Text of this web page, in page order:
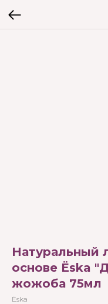
Натуральный
основе Ёska
жожоба 75мл
Ёska